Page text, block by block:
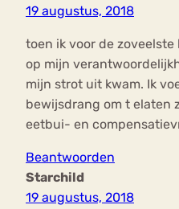
19 augustus, 2018
toen ik voor de
op mijn
mijn strot uit kwam. Ik
bewijsdrang om t elaten
eetbui- en
Beantwoorden
Starchild
19 augustus, 2018